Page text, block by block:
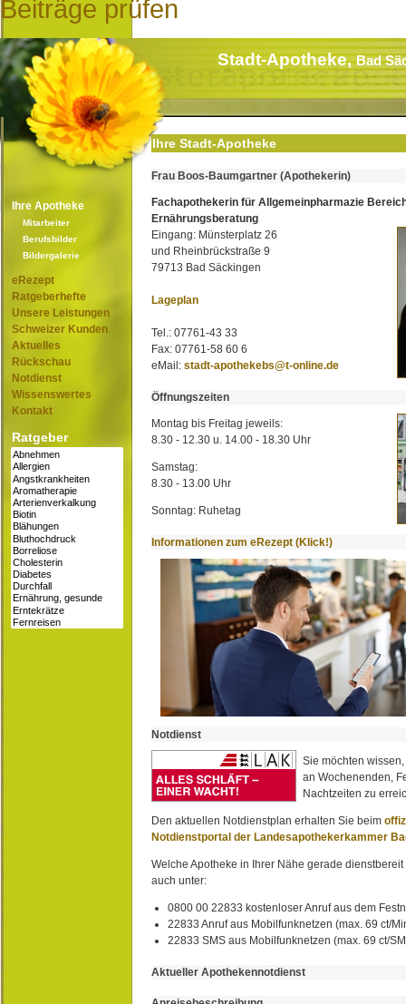
Beiträge prüfen
Stadt-Apotheke,Bad
Ihre Apotheke
Mitarbeiter
Berufsbilder
Bildergalerie
eRezept
Ratgeberhefte
Unsere Leistungen
Schweizer Kunden
Aktuelles
Rückschau
Notdienst
Wissenswertes
Kontakt
Ratgeber
Ihre Stadt-Apotheke
Frau Boos-Baumgartner (Apothekerin)
Fachapothekerin für Allgemeinpharmazie
Ernährungsberatung
Eingang: Münsterplatz 26
und Rheinbrückstraße 9
79713 Bad Säckingen
Lageplan
Tel.: 07761-43 33
Fax: 07761-58 60 6
eMail: stadt-apothekebs@t-online.de
Öffnungszeiten
Montag bis Freitag jeweils:
8.30 - 12.30 u. 14.00 - 18.30 Uhr
Samstag:
8.30 - 13.00 Uhr
Sonntag: Ruhetag
Informationen zum eRezept (Klick!)
Notdienst
Sie möchten
an Wochenenden,
Nachtzeiten zu
Den aktuellen Notdienstplan erhalten Sie beim
Notdienstportal der Landesapothekerkammer
Welche Apotheke in Ihrer Nähe gerade
auch unter:
0800 00 22833 kostenloser Anruf aus dem
22833 Anruf aus Mobilfunknetzen (max. 69 ct/
22833 SMS aus Mobilfunknetzen (max. 69 ct/
Aktueller Apothekennotdienst